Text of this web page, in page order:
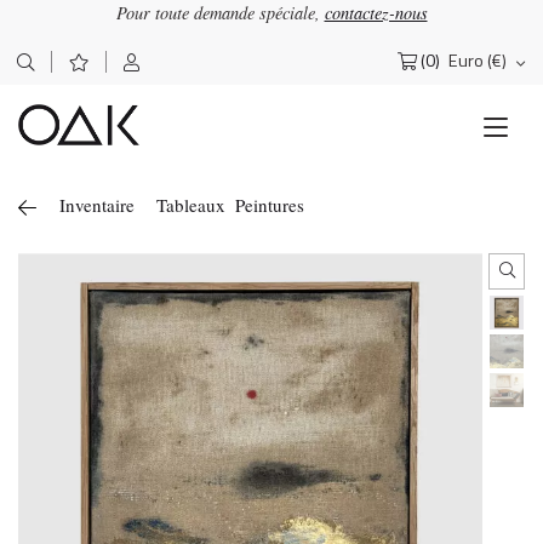
Pour toute demande spéciale, contactez-nous
(0) Euro (€)
Rechercher :
Inventaire Tableaux Peintures
Lettre d'information OΔK
J'accepte de recevoir la newsletter OAK